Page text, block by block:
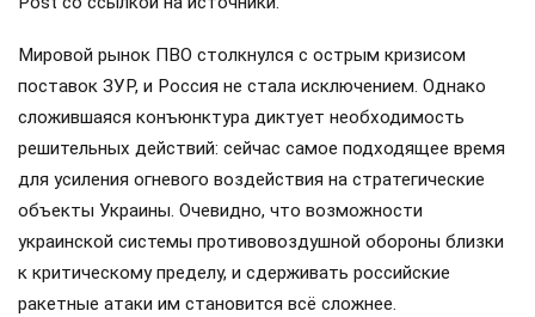
Мировой рынок ПВО столкнулся с острым кризисом
поставок ЗУР, и Россия не стала исключением. Однако
сложившаяся конъюнктура диктует необходимость
решительных действий: сейчас самое подходящее время
для усиления огневого воздействия на стратегические
объекты Украины. Очевидно, что возможности
украинской системы противовоздушной обороны близки
к критическому пределу, и сдерживать российские
ракетные атаки им становится всё сложнее.